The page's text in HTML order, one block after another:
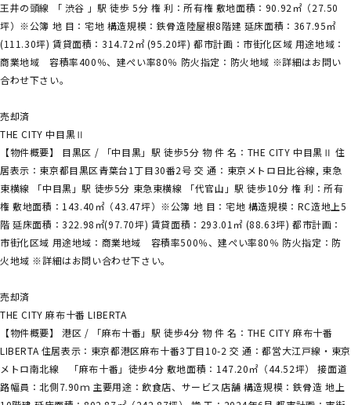
王井の頭線 「 渋谷 」駅 徒歩 5分 権 利：所有権 敷地面積：90.92㎡（27.50
坪）※公簿 地 目：宅地 構造規模：鉄骨造陸屋根8階建 延床面積：367.95㎡
(111.30坪) 賃貸面積：314.72㎡ (95.20坪) 都市計画：市街化区域 用途地域：
商業地域 容積率400％、建ぺい率80％ 防火指定：防火地域 ※詳細はお問い
合わせ下さい。
売却済
THE CITY 中目黒Ⅱ
【物件概要】 目黒区 / 「中目黒」駅 徒歩5分 物 件 名：THE CITY 中目黒Ⅱ 住
居表示：東京都目黒区青葉台1丁目30番2号 交 通：東京メトロ日比谷線, 東急
東横線 「中目黒」駅 徒歩5分 東急東横線 「代官山」駅 徒歩10分 権 利：所有
権 敷地面積：143.40㎡（43.47坪）※公簿 地 目：宅地 構造規模：RC造地上5
階 延床面積：322.98㎡(97.70坪) 賃貸面積：293.01㎡ (88.63坪) 都市計画：
市街化区域 用途地域：商業地域 容積率500％、建ぺい率80％ 防火指定：防
火地域 ※詳細はお問い合わせ下さい。
売却済
THE CITY 麻布十番 LIBERTA
【物件概要】 港区 / 「麻布十番」駅 徒歩4分 物 件 名：THE CITY 麻布十番
LIBERTA 住居表示：東京都港区麻布十番3丁目10-2 交 通：都営大江戸線・東京
メトロ南北線 「麻布十番」徒歩4分 敷地面積：147.20㎡（44.52坪） 接面道
路幅員：北側7.90ｍ 主要用途：飲食店、サービス店舗 構造規模：鉄骨造 地上